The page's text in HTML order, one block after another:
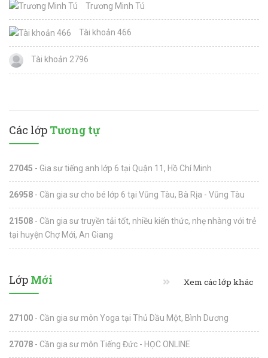
Trương Minh Tú
Tài khoản 466
Tài khoản 2796
Các lớp Tương tự
27045 - Gia sư tiếng anh lớp 6 tại Quận 11, Hồ Chí Minh
26958 - Cần gia sư cho bé lớp 6 tại Vũng Tàu, Bà Rịa - Vũng Tàu
21508 - Cần gia sư truyền tải tốt, nhiều kiến thức, nhẹ nhàng với trẻ
tại huyện Chợ Mới, An Giang
Lớp Mới Xem các lớp khác
27100 - Cần gia sư môn Yoga tại Thủ Dầu Một, Bình Dương
27078 - Cần gia sư môn Tiếng Đức - HỌC ONLINE